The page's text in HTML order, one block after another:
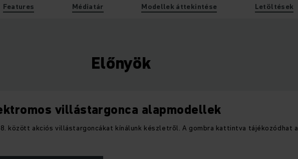
Features Médiatár Modellek áttekintése Letöltések
Előnyök
villástargonca alapmodellek
között akciós villástargoncákat kínálunk készletről. A gombra kattintva tájékozódhat a